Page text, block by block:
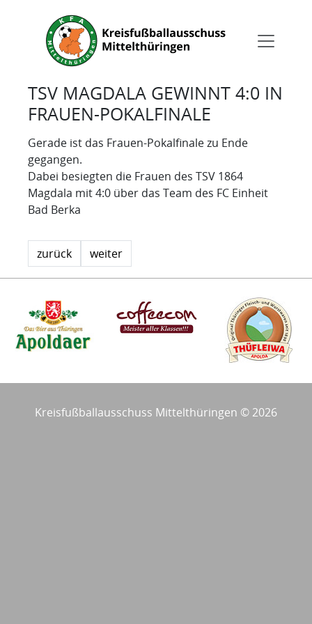
TSV MAGDALA GEWINNT 4:0 IN
FRAUEN-POKALFINALE
Gerade ist das Frauen-Pokalfinale zu Ende
gegangen.
Dabei besiegten die Frauen des TSV 1864
Magdala mit 4:0 über das Team des FC Einheit
Bad Berka
zurück weiter
Kreisfußballausschuss Mittelthüringen © 2026